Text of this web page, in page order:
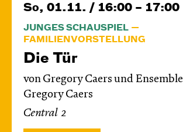
So, 01.11. / 16:00 – 17:00
JUNGES SCHAUSPIEL
FAMILIENVORSTELLUNG
Die Tür
von Gregory Caers und Ensemble
Gregory Caers
Central 2